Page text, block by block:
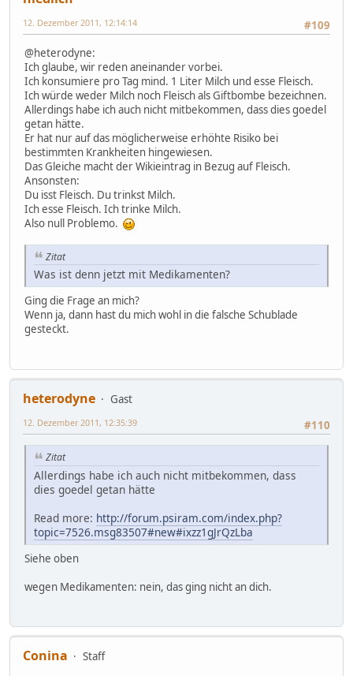
#109
12. Dezember 2011, 12:14:14
@heterodyne:
Ich glaube, wir reden aneinander vorbei.
Ich konsumiere pro Tag mind. 1 Liter Milch und esse Fleisch.
Ich würde weder Milch noch Fleisch als Giftbombe bezeichnen.
Allerdings habe ich auch nicht mitbekommen, dass dies goedel
getan hätte.
Er hat nur auf das möglicherweise erhöhte Risiko bei
bestimmten Krankheiten hingewiesen.
Das Gleiche macht der Wikieintrag in Bezug auf Fleisch.
Ansonsten:
Du isst Fleisch. Du trinkst Milch.
Ich esse Fleisch. Ich trinke Milch.
Also null Problemo.
Zitat
Was ist denn jetzt mit Medikamenten?
Ging die Frage an mich?
Wenn ja, dann hast du mich wohl in die falsche Schublade
gesteckt.
heterodyne
Gast
#110
12. Dezember 2011, 12:35:39
Zitat
Allerdings habe ich auch nicht mitbekommen, dass
dies goedel getan hätte
Read more: http://forum.psiram.com/index.php?
topic=7526.msg83507#new#ixzz1gJrQzLba
Siehe oben
wegen Medikamenten: nein, das ging nicht an dich.
Conina
Staff